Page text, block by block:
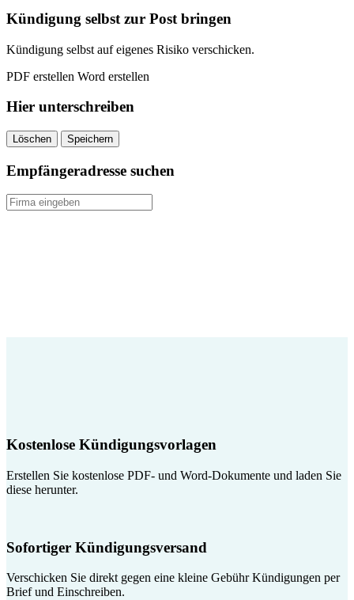
quantity
Kündigung selbst zur Post bringen
Kündigung selbst auf eigenes Risiko verschicken.
PDF erstellen Word erstellen
Hier unterschreiben
Löschen Speichern
Empfängeradresse suchen
Kostenlose Kündigungsvorlagen
Erstellen Sie kostenlose PDF- und Word-Dokumente und laden Sie
diese herunter.
Sofortiger Kündigungsversand
Verschicken Sie direkt gegen eine kleine Gebühr Kündigungen per
Brief und Einschreiben.